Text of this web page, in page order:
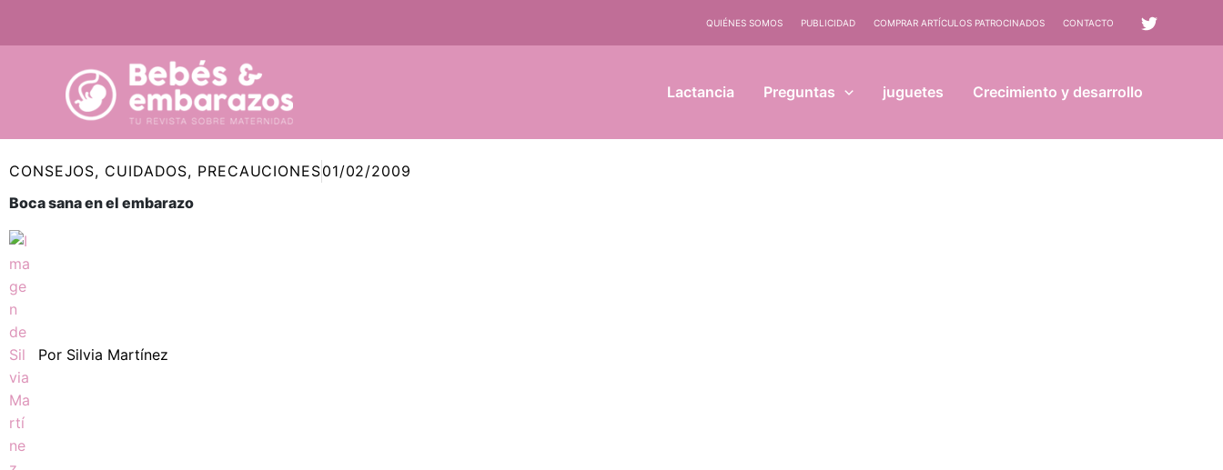
QUIÉNES SOMOS PUBLICIDAD COMPRAR ARTÍCULOS PATROCINADOS CONTACTO
Lactancia Preguntas juguetes Crecimiento y desarrollo
CONSEJOS, CUIDADOS, PRECAUCIONES01/02/2009
Boca sana en el embarazo
Por Silvia Martínez